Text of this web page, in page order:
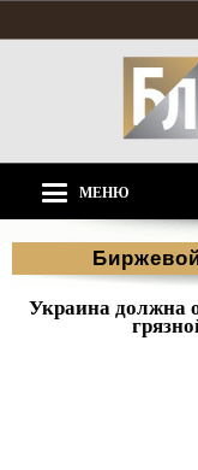
МЕНЮ
Украина должна